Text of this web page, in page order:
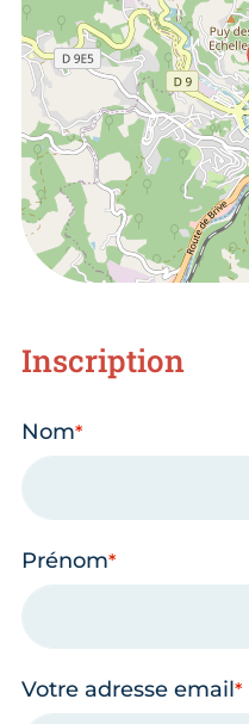
Inscription
Nom
Prénom
Votre adresse email